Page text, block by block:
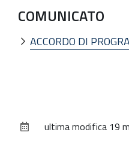
COMUNICATO
ACCORDO DI
documentoultima modifica 19